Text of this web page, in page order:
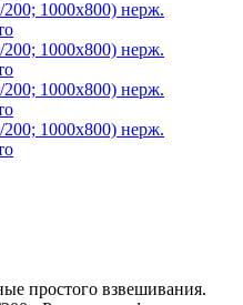
простого взвешивания.